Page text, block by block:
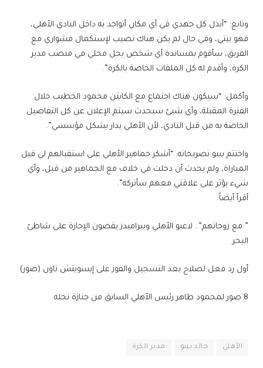
وتابع: “أبذل كل جهدي في أي مكان أتواجد به داخل النادي الأهلي،
فهو بيتي، وفي حال لم يكن هناك نصيب لإستكمال مشواري مع
الفريق، سأقوم بمساندة أي شخص يحل محلي في منصب مدير
الكرة، وأقدم له كل الملفات الخاصة بالكرة”.
وأكمل: “سيكون هناك اجتماع مع الكابتن محمود الخطيب خلال
الفترة المقبلة، وأي شيئ سيحدث سيتم الإعلان عن كل التفاصيل
الخاصة به من قبل النادي، لأن الأهلي يدار بشكل مؤسسي”.
واختتم بيبو تصريحاته: “أشكر جماهير الأهلي على استقبالهم لي قبل
المباراة، ولم يحدث أن دخلت في خلاف مع الجماهير من قبل، وأي
شيء يؤثر على علاقتي معهم سأتركه”.
أقرأ أيضاً:
” مع زوجاتهم”.. لاعبو الأهلي وبيراميدز يقضون الإجارة على شاطئ
البحر
أول رد فعل لصلاح بعد التسجيل والفوز على إبسويتش تاون (صور)
8 صور لمحمود طاهر رئيس الأهلي السابق من جنازة نجله
الأهلي خالد بيبو مدير الكرة